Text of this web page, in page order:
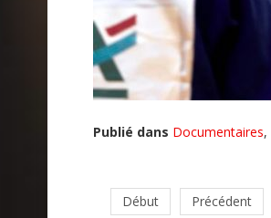
Publié dans Documentaires,
Début Précédent